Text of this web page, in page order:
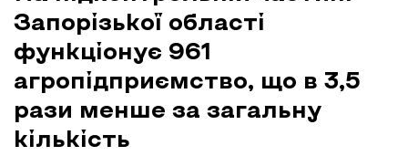
Запорізької області
функціонує 961
агропідприємство, що в 3,5
рази менше за загальну
кількість